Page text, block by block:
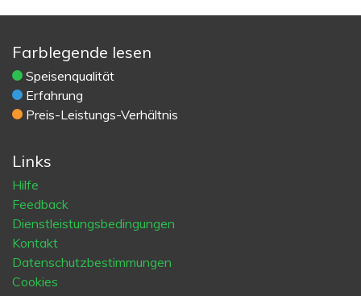
Farblegende lesen
Speisenqualität
Erfahrung
Preis-Leistungs-Verhältnis
Links
Hilfe
Feedback
Dienstleistungsbedingungen
Kontakt
Datenschutzbestimmungen
Cookies